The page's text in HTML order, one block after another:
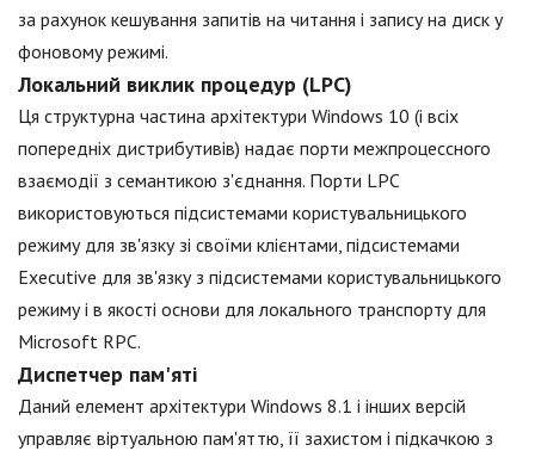
за рахунок кешування запитів на читання і запису на диск у
фоновому режимі.
Локальний виклик процедур (LPC)
Ця структурна частина архітектури Windows 10 (і всіх
попередніх дистрибутивів) надає порти межпроцессного
взаємодії з семантикою з'єднання. Порти LPC
використовуються підсистемами користувальницького
режиму для зв'язку зі своїми клієнтами, підсистемами
Executive для зв'язку з підсистемами користувальницького
режиму і в якості основи для локального транспорту для
Microsoft RPC.
Диспетчер пам'яті
Даний елемент архітектури Windows 8.1 і інших версій
управляє віртуальною пам'яттю, її захистом і підкачкою з